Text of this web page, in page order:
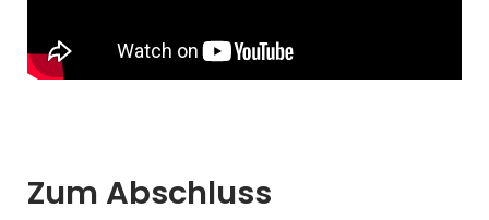
Zum Abschluss